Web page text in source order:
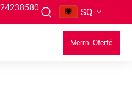
SQ
Merrni Ofertë